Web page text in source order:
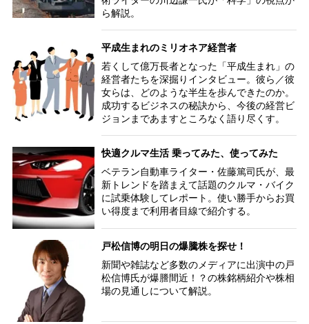
ら解説。
平成生まれのミリオネア経営者
若くして億万長者となった「平成生まれ」の
経営者たちを深掘りインタビュー。彼ら／彼
女らは、どのような半生を歩んできたのか。
成功するビジネスの秘訣から、今後の経営ビ
ジョンまであますところなく語り尽くす。
快適クルマ生活 乗ってみた、使ってみた
ベテラン自動車ライター・佐藤篤司氏が、最
新トレンドを踏まえて話題のクルマ・バイク
に試乗体験してレポート。使い勝手からお買
い得度まで利用者目線で紹介する。
戸松信博の明日の爆騰株を探せ！
新聞や雑誌など多数のメディアに出演中の戸
松信博氏が爆謄間近！？の株銘柄紹介や株相
場の見通しについて解説。